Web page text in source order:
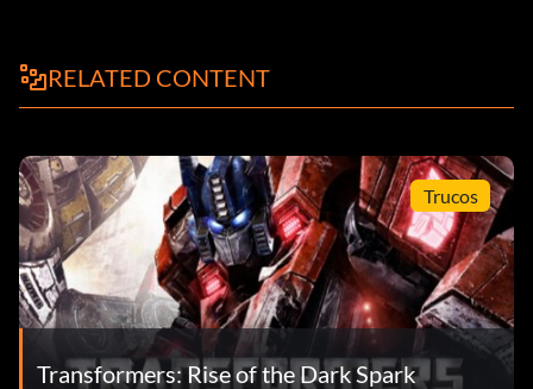
RELATED CONTENT
Trucos
Transformers: Rise of the Dark Spark